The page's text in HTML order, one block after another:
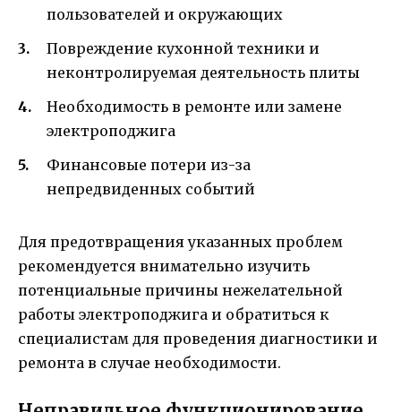
пользователей и окружающих
Повреждение кухонной техники и
неконтролируемая деятельность плиты
Необходимость в ремонте или замене
электроподжига
Финансовые потери из-за
непредвиденных событий
Для предотвращения указанных проблем
рекомендуется внимательно изучить
потенциальные причины нежелательной
работы электроподжига и обратиться к
специалистам для проведения диагностики и
ремонта в случае необходимости.